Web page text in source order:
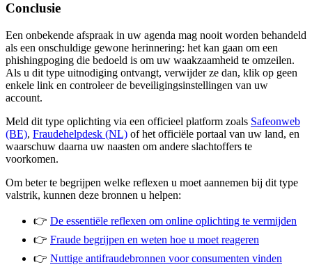
Conclusie
Een onbekende afspraak in uw agenda mag nooit worden behandeld
als een onschuldige gewone herinnering: het kan gaan om een
phishingpoging die bedoeld is om uw waakzaamheid te omzeilen.
Als u dit type uitnodiging ontvangt, verwijder ze dan, klik op geen
enkele link en controleer de beveiligingsinstellingen van uw
account.
Meld dit type oplichting via een officieel platform zoals Safeonweb
(BE), Fraudehelpdesk (NL) of het officiële portaal van uw land, en
waarschuw daarna uw naasten om andere slachtoffers te
voorkomen.
Om beter te begrijpen welke reflexen u moet aannemen bij dit type
valstrik, kunnen deze bronnen u helpen:
👉 De essentiële reflexen om online oplichting te vermijden
👉 Fraude begrijpen en weten hoe u moet reageren
👉 Nuttige antifraudebronnen voor consumenten vinden